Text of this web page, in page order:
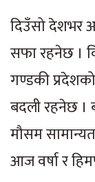
दिउँसो देशभर
सफा रहनेछ ।
गण्डकी
बदली रहनेछ ।
मौसम
आज वर्षा र